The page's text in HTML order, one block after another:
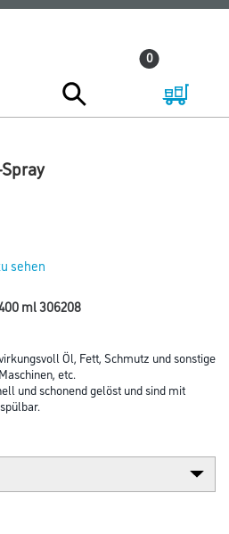
0
sehen
ml 306208
Öl, Fett, Schmutz und sonstige
etc.
und schonend gelöst und sind mit